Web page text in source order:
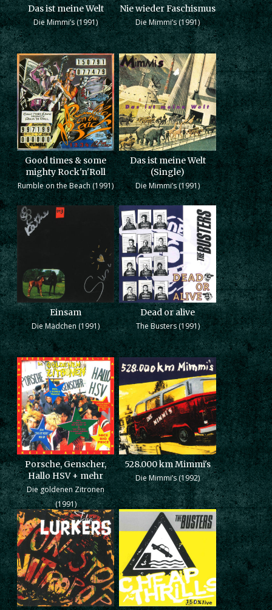
Das ist meine Welt
Die Mimmi’s (1991)
Nie wieder Faschismus
Die Mimmi’s (1991)
Good times & some
mighty Rock'n'Roll
Rumble on the Beach (1991)
Das ist meine Welt
(Single)
Die Mimmi’s (1991)
Einsam
Die Mädchen (1991)
Dead or alive
The Busters (1991)
Porsche, Genscher,
Hallo HSV + mehr
Die goldenen Zitronen
(1991)
528.000 km Mimmi's
Die Mimmi’s (1992)